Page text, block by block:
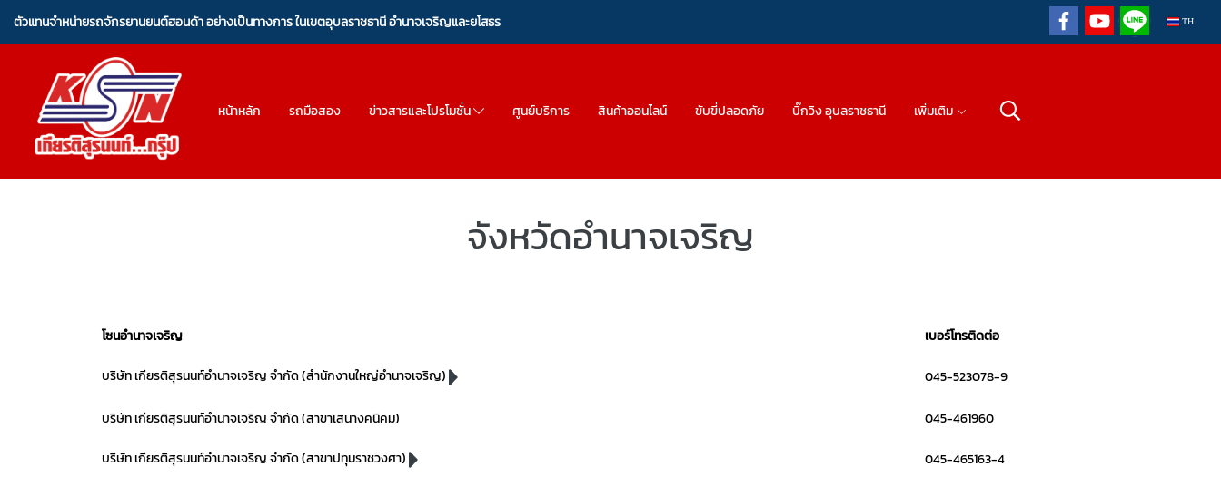
ตัวแทนจำหน่ายรถจักรยานยนต์ฮอนด้า อย่างเป็นทางการ ในเขตอุบลราชธานี อำนาจเจริญและยโสธร TH
หน้าหลัก รถมือสอง ข่าวสารและโปรโมชั่น ศูนย์บริการ สินค้าออนไลน์ ขับขี่ปลอดภัย บิ๊กวิง อุบลราชธานี เพิ่มเติม
จังหวัดอำนาจเจริญ
โซนอำนาจเจริญ เบอร์โทรติดต่อ
บริษัท เกียรติสุรนนท์อำนาจเจริญ จำกัด (สำนักงานใหญ่อำนาจเจริญ) 045-523078-9
บริษัท เกียรติสุรนนท์อำนาจเจริญ จำกัด (สาขาเสนางคนิคม) 045-461960
บริษัท เกียรติสุรนนท์อำนาจเจริญ จำกัด (สาขาปทุมราชวงศา) 045-465163-4